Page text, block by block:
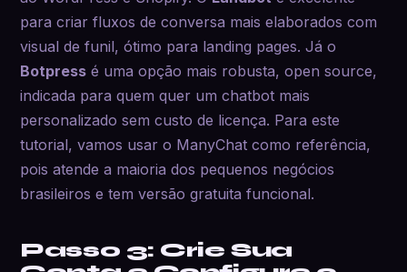
para criar fluxos de conversa mais elaborados com
visual de funil, ótimo para landing pages. Já o
Botpress é uma opção mais robusta, open source,
indicada para quem quer um chatbot mais
personalizado sem custo de licença. Para este
tutorial, vamos usar o ManyChat como referência,
pois atende a maioria dos pequenos negócios
brasileiros e tem versão gratuita funcional.
Passo 3: Crie Sua